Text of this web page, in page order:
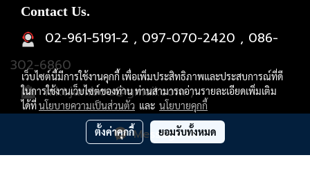
Message Us
Contact Us.
02-961-5191-2 , 097-070-2420 , 086-
302-6860
mkt.jumboa@gmail.com ,
jumboatools@hotmail.com
เว็บไซต์นี้มีการใช้งานคุกกี้ เพื่อเพิ่มประสิทธิภาพและประสบการณ์ที่ดี
ในการใช้งานเว็บไซต์ของท่าน ท่านสามารถอ่านรายละเอียดเพิ่มเติม
ได้ที่นโยบายความเป็นส่วนตัว และ นโยบายคุกกี้
ตั้งค่าคุกกี้ ยอมรับทั้งหมด